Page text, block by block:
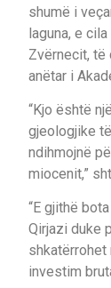
shumë i
laguna, e
Zvërnecit, të
anëtar i
“Kjo është
gjeologjike
ndihmojnë
miocenit,”
“E gjithë
Qirjazi duke
shkatërrohet
investim